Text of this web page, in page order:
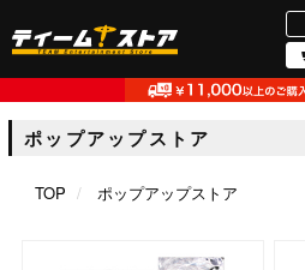
ポップアップストア
TOP ポップアップストア